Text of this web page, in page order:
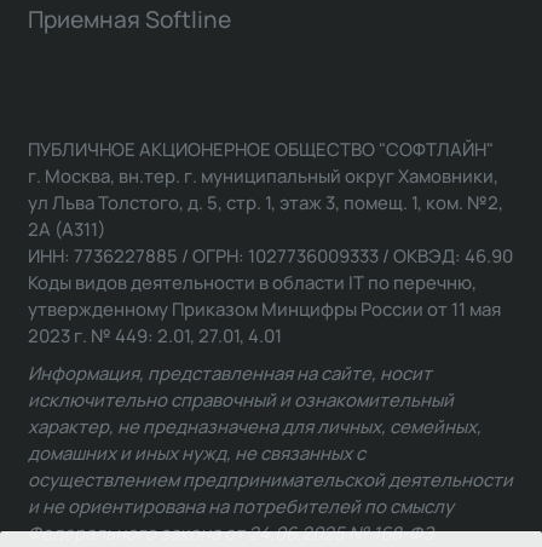
Приемная Softline
ПУБЛИЧНОЕ АКЦИОНЕРНОЕ ОБЩЕСТВО "СОФТЛАЙН"
г. Москва, вн.тер. г. муниципальный округ Хамовники,
ул Льва Толстого, д. 5, стр. 1, этаж 3, помещ. 1, ком. №2,
2А (А311)
ИНН: 7736227885 / ОГРН: 1027736009333 / ОКВЭД: 46.90
Коды видов деятельности в области IT по перечню,
утвержденному Приказом Минцифры России от 11 мая
2023 г. № 449: 2.01, 27.01, 4.01
Информация, представленная на сайте, носит
исключительно справочный и ознакомительный
характер, не предназначена для личных, семейных,
домашних и иных нужд, не связанных с
осуществлением предпринимательской деятельности
и не ориентирована на потребителей по смыслу
Федерального закона от 24.06.2025 № 168-ФЗ.